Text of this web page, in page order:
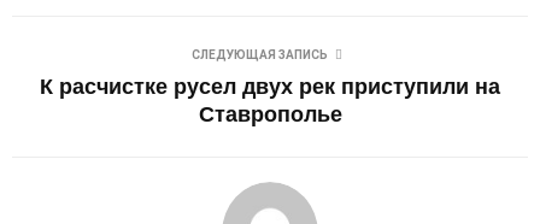
СЛЕДУЮЩАЯ ЗАПИСЬ
К расчистке русел двух рек приступили на
Ставрополье